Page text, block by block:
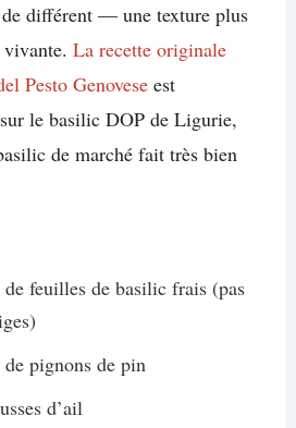
de différent — une texture plus
La recette originale
Pesto Genoveseest
le basilic DOP de Ligurie,
de marché fait très bien
feuilles de basilic frais (pas
de pignons de pin
d’ail